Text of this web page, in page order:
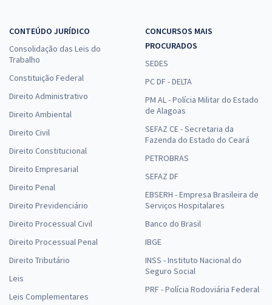
CONTEÚDO JURÍDICO
Consolidação das Leis do
Trabalho
Constituição Federal
Direito Administrativo
Direito Ambiental
Direito Civil
Direito Constitucional
Direito Empresarial
Direito Penal
Direito Previdenciário
Direito Processual Civil
Direito Processual Penal
Direito Tributário
Leis
Leis Complementares
CONCURSOS MAIS
PROCURADOS
SEDES
PC DF - DELTA
PM AL - Polícia Militar do Estado
de Alagoas
SEFAZ CE - Secretaria da
Fazenda do Estado do Ceará
PETROBRAS
SEFAZ DF
EBSERH - Empresa Brasileira de
Serviços Hospitalares
Banco do Brasil
IBGE
INSS - Instituto Nacional do
Seguro Social
PRF - Polícia Rodoviária Federal